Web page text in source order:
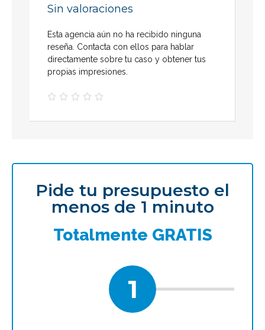
Sin valoraciones
Esta agencia aún no ha recibido ninguna
reseña. Contacta con ellos para hablar
directamente sobre tu caso y obtener tus
propias impresiones.
    
Pide tu presupuesto el
menos de 1 minuto
Totalmente GRATIS
1